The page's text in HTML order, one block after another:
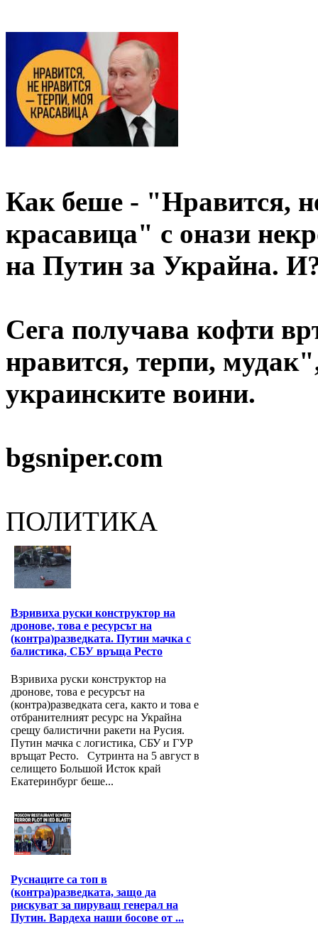
Как беше - "Нравится,
красавица" с онази
на Путин за Украйна.
Сега получава кофти
нравится, терпи,
украинските воини.
bgsniper.com
ПОЛИТИКА
Взривиха руски конструктор на
дронове, това е ресурсът на
(контра)разведката. Путин мачка с
балистика, СБУ връща Ресто
Взривиха руски конструктор на
дронове, това е ресурсът на
(контра)разведката сега, както и това е
отбранителният ресурс на Украйна
срещу балистични ракети на Русия.
Путин мачка с логистика, СБУ и ГУР
връщат Ресто. Сутринта на 5 август в
селището Большой Исток край
Екатеринбург беше...
Руснаците са топ в
(контра)разведката, защо да
рискуват за пируващ генерал на
Путин. Вардеха наши босове от ...